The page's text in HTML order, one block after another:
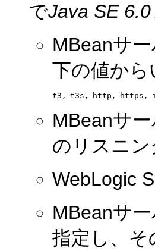
でJava SE
MBeanサ
下の値か
t3 , t3s , http , https ,
MBeanサ
のリスニ
WebLogic
MBeanサ
指定し、そ